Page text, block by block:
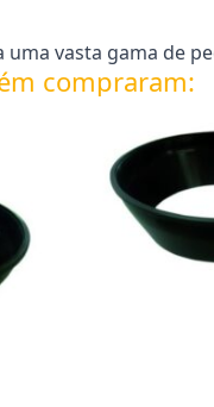
vasta gama de
compraram: